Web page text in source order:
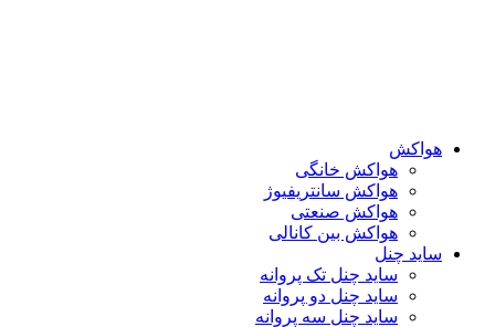
هواکش
هواکش خانگی
هواکش سانتریفیوژ
هواکش صنعتی
هواکش بین کانالی
ساید چنل
ساید چنل تک پروانه
ساید چنل دو پروانه
ساید چنل سه پروانه